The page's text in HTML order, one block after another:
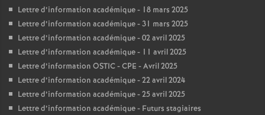
Lettre d’information académique - 18 mars 2025
Lettre d’information académique - 31 mars 2025
Lettre d’information académique - 02 avril 2025
Lettre d’information académique - 11 avril 2025
Lettre d’information OSTIC - CPE - Avril 2025
Lettre d’information académique - 22 avril 2024
Lettre d’information académique - 25 avril 2025
Lettre d’information académique - Futurs stagiaires